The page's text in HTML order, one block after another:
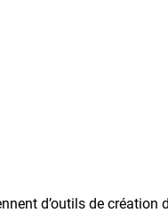
d’outils de création